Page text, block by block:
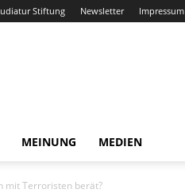
Stiftung Newsletter Impressum
MEINUNG MEDIEN
mit Terroristen berät?